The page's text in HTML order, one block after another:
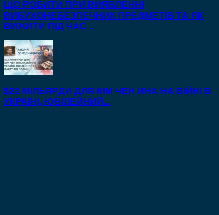
ЩО РОБИТИ ПРИ ВИЯВЛЕННІ
ВИБУХОНЕБЕЗПЕЧНИХ ПРЕДМЕТІВ ТА ЯК
ВИЖИТИ ПІД ЧАС...
$22 МІЛЬЯРДИ ДЛЯ КІМ ЧЕН ИНА НА ВІЙНІ В
УКРАЇНІ, ЮВІЛЕЙНИЙ...